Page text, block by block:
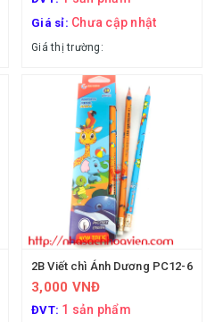
Giá sỉ: Chưa cập nhật
Giá thị trường:
2B Viết chì Ánh Dương PC12-6
3,000 VNĐ
ĐVT: 1 sản phẩm